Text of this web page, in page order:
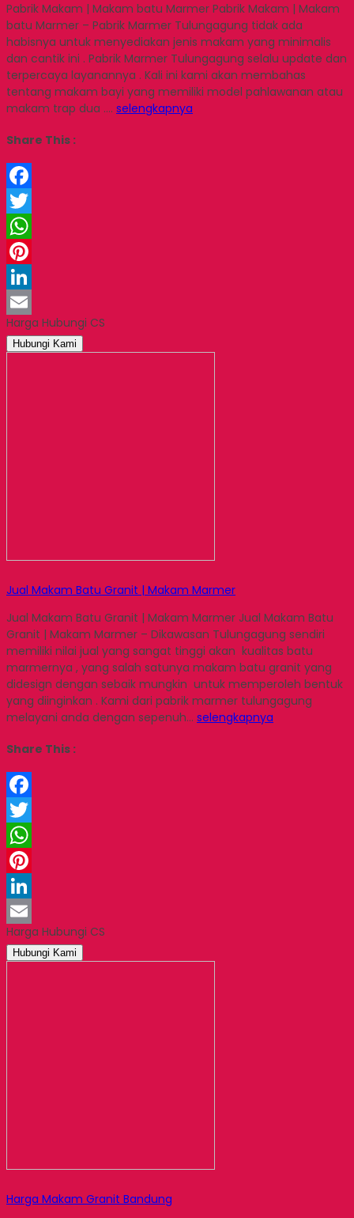
Pabrik Makam | Makam batu Marmer Pabrik Makam | Makam
batu Marmer – Pabrik Marmer Tulungagung tidak ada
habisnya untuk menyediakan jenis makam yang minimalis
dan cantik ini . Pabrik Marmer Tulungagung selalu update dan
terpercaya layanannya . Kali ini kami akan membahas
tentang makam bayi yang memiliki model pahlawanan atau
makam trap dua …. selengkapnya
Share This :
Facebook
Twitter
WhatsApp
Pinterest
LinkedIn
Email
Harga Hubungi CS
Hubungi Kami
Jual Makam Batu Granit | Makam Marmer
Jual Makam Batu Granit | Makam Marmer Jual Makam Batu
Granit | Makam Marmer – Dikawasan Tulungagung sendiri
memiliki nilai jual yang sangat tinggi akan kualitas batu
marmernya , yang salah satunya makam batu granit yang
didesign dengan sebaik mungkin untuk memperoleh bentuk
yang diinginkan . Kami dari pabrik marmer tulungagung
melayani anda dengan sepenuh… selengkapnya
Share This :
Facebook
Twitter
WhatsApp
Pinterest
LinkedIn
Email
Harga Hubungi CS
Hubungi Kami
Harga Makam Granit Bandung